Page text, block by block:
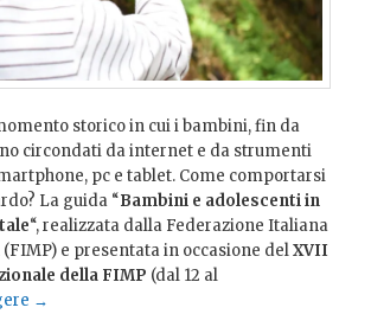
storico in cui i bambini, fin da
circondati da internet e da strumenti
pc e tablet. Come comportarsi
La guida “Bambini e adolescenti in
“, realizzata dalla Federazione Italiana
e presentata in occasione delXVII
della FIMP (dal 12 al
→